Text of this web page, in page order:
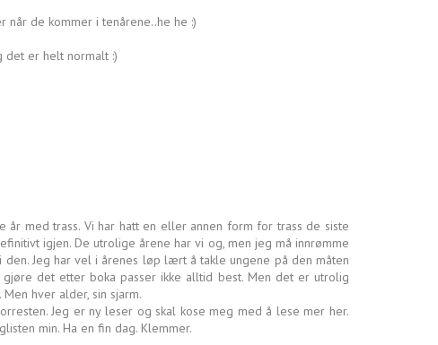
de kommer i tenårene..he he :)
det er helt normalt :)
år med trass. Vi har hatt en eller annen form for trass de siste
igjen. De utrolige årene har vi og, men jeg må innrømme
den. Jeg har vel i årenes løp lært å takle ungene på den måten
gjøre det etter boka passer ikke alltid best. Men det er utrolig
hver alder, sin sjarm.
Jeg er ny leser og skal kose meg med å lese mer her.
min. Ha en fin dag. Klemmer.